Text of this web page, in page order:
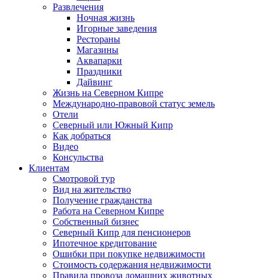
Развлечения
Ночная жизнь
Игорные заведения
Рестораны
Магазины
Аквапарки
Праздники
Дайвинг
Жизнь на Северном Кипре
Международно-правовой статус земель
Отели
Северный или Южный Кипр
Как добраться
Видео
Консульства
Клиентам
Смотровой тур
Вид на жительство
Получение гражданства
Работа на Северном Кипре
Собственный бизнес
Северный Кипр для пенсионеров
Ипотечное кредитование
Ошибки при покупке недвижимости
Стоимость содержания недвижимости
Правила провоза домашних животных